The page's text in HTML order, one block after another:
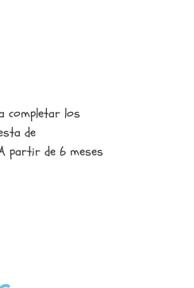
completar los
de
partir de 6 meses